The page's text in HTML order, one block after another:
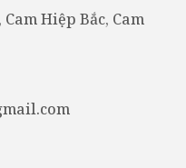
Hiệp Bắc, Cam